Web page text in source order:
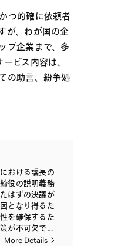
つ的確に依頼者
が、わが国の企
プ企業まで、多
ビス内容は、
の助言、紛争処
おける議長の
役の説明義務
はずの決議が
となり得るた
を確保するた
が不可欠で
株主総会は経
More Details